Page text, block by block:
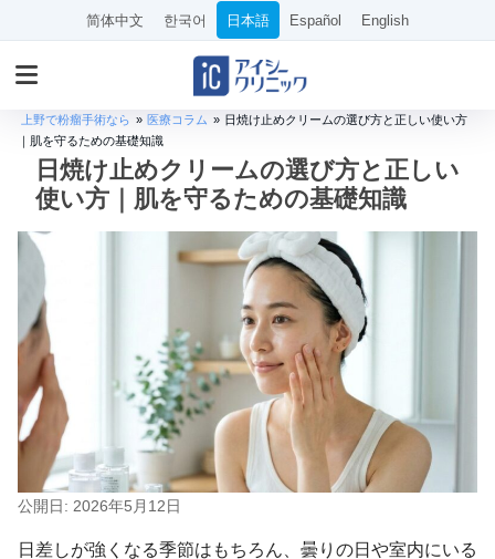
简体中文 한국어 日本語 Español English
上野で粉瘤手術なら » 医療コラム » 日焼け止めクリームの選び方と正しい使い方
｜肌を守るための基礎知識
日焼け止めクリームの選び方と正しい
使い方｜肌を守るための基礎知識
公開日: 2026年5月12日
日差しが強くなる季節はもちろん、曇りの日や室内にいる